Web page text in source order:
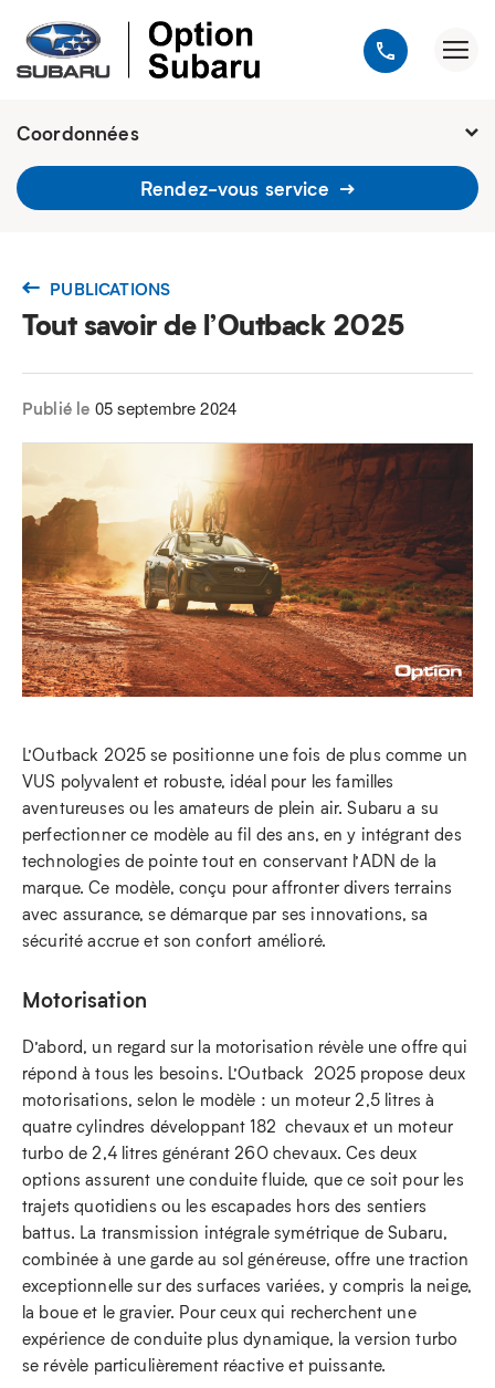
Coordonnées
1900, avenue Jules-Verne, Québec
Rendez-vous service
PUBLICATIONS
Tout savoir de l’Outback 2025
Publié le 05 septembre 2024
L’Outback 2025 se positionne une fois de plus comme un
VUS polyvalent et robuste, idéal pour les familles
aventureuses ou les amateurs de plein air. Subaru a su
perfectionner ce modèle au fil des ans, en y intégrant des
technologies de pointe tout en conservant l’ADN de la
marque. Ce modèle, conçu pour affronter divers terrains
avec assurance, se démarque par ses innovations, sa
sécurité accrue et son confort amélioré.
Motorisation
D’abord, un regard sur la motorisation révèle une offre qui
répond à tous les besoins. L’Outback 2025 propose deux
motorisations, selon le modèle : un moteur 2,5 litres à
quatre cylindres développant 182 chevaux et un moteur
turbo de 2,4 litres générant 260 chevaux. Ces deux
options assurent une conduite fluide, que ce soit pour les
trajets quotidiens ou les escapades hors des sentiers
battus. La transmission intégrale symétrique de Subaru,
combinée à une garde au sol généreuse, offre une traction
exceptionnelle sur des surfaces variées, y compris la neige,
la boue et le gravier. Pour ceux qui recherchent une
expérience de conduite plus dynamique, la version turbo
se révèle particulièrement réactive et puissante.